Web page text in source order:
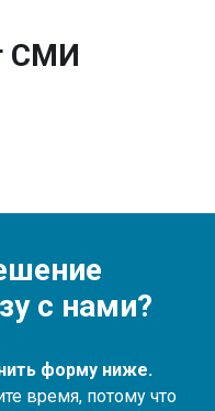
СМИ
с нами?
форму ниже.
время, потому что